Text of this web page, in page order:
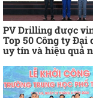
PV Drilling được
Top 50 Công ty Đại
uy tín và hiệu quả